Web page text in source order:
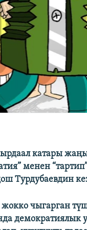
катары
менен
Турдубаевдин
чыгарган
демократиялык